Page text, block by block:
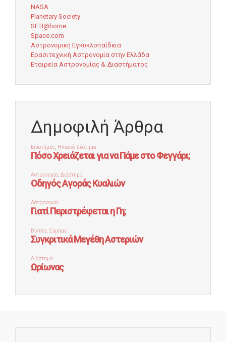
NASA
Planetary Society
SETI@home
Space.com
Αστρονομική Εγκυκλοπαίδεια
Ερασιτεχνική Αστρονομία στην Ελλάδα
Εταιρεία Αστρονομίας & Διαστήματος
Δημοφιλή Άρθρα